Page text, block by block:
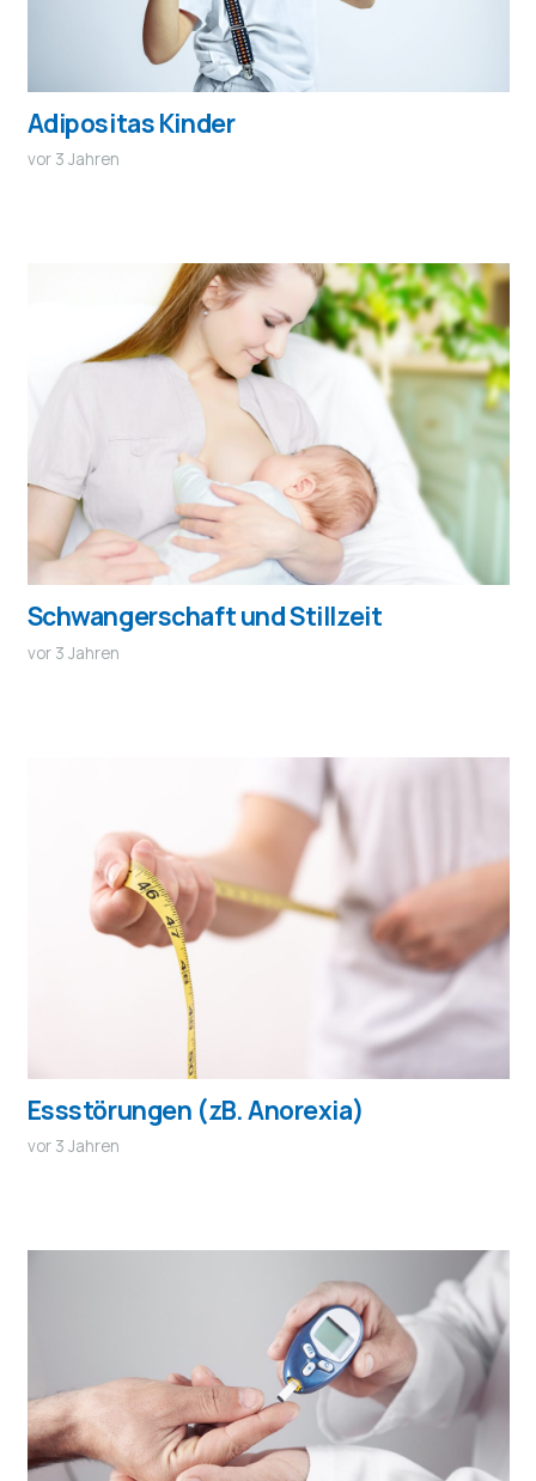
Adipositas Kinder
vor 3 Jahren
Schwangerschaft und Stillzeit
vor 3 Jahren
Essstörungen (zB. Anorexia)
vor 3 Jahren